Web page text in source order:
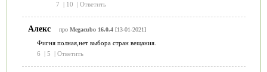
7
| 10 | Ответить
Алекс про Megacubo 16.0.4[13-01-2021]
Фигня полная,нет выбора стран вещания.
6
| 5 | Ответить